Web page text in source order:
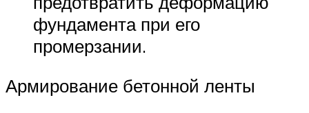
фундамента при его
промерзании.
Армирование бетонной ленты